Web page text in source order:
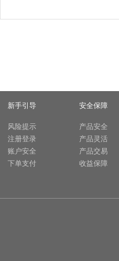
新手引导
风险提示
注册登录
账户安全
下单支付
安全保障
产品安全
产品灵活
产品交易
收益保障